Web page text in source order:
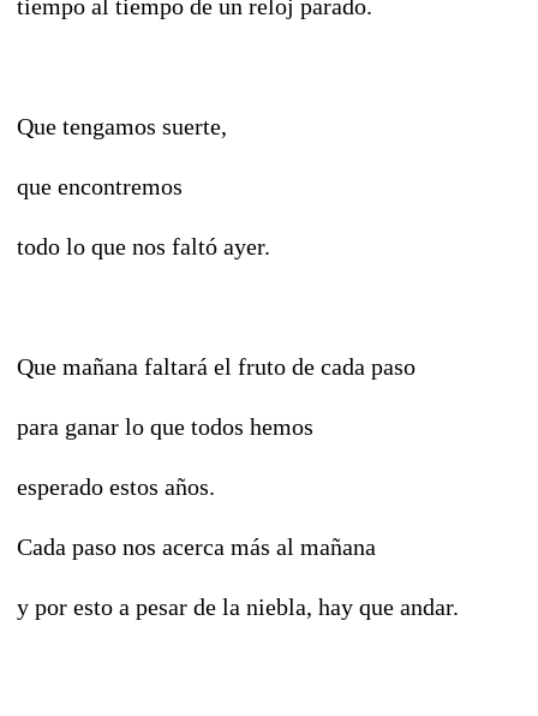
tiempo al tiempo de un reloj parado.
Que tengamos suerte,
que encontremos
todo lo que nos faltó ayer.
Que mañana faltará el fruto de cada paso
para ganar lo que todos hemos
esperado estos años.
Cada paso nos acerca más al mañana
y por esto a pesar de la niebla, hay que andar.